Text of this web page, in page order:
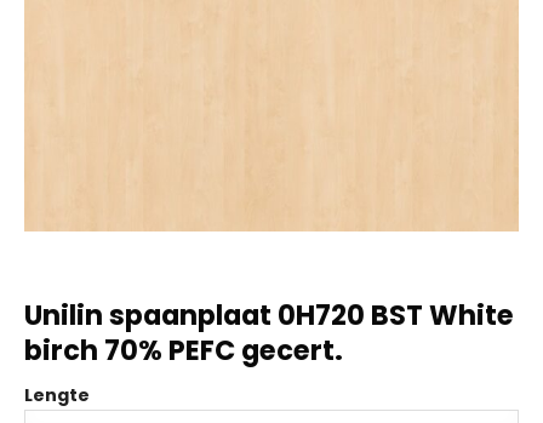
Unilin spaanplaat 0H720 BST White
birch 70% PEFC gecert.
Lengte